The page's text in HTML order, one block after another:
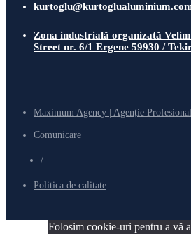
Zona industrială organizată
Street nr. 6/1 Ergene 59930 /
Maximum Agency | Agenție
Comunicare
/
Politica de calitate
Folosim cookie-uri pentru a vă